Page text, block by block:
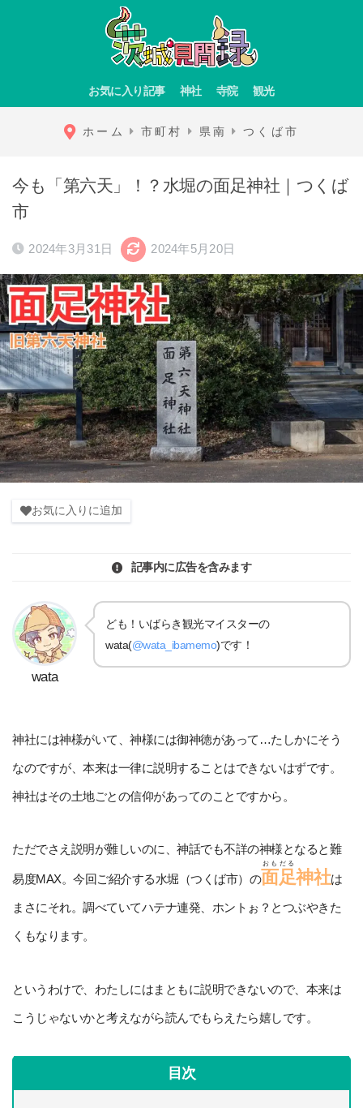
お気に入り記事 神社 寺院 観光
ホーム 市町村 県南 つくば市
今も「第六天」！？水堀の面足神社｜つくば
市
2024年3月31日 2024年5月20日
お気に入りに追加
記事内に広告を含みます
wata
ども！いばらき観光マイスターの
wata(@wata_ibamemo)です！
神社には神様がいて、神様には御神徳があって…たしかにそう
なのですが、本来は一律に説明することはできないはずです。
神社はその土地ごとの信仰があってのことですから。
ただでさえ説明が難しいのに、神話でも不詳の神様となると難
易度MAX。今回ご紹介する水堀（つくば市）の面足
おもだる
神社は
まさにそれ。調べていてハテナ連発、ホントぉ？とつぶやきた
くもなります。
というわけで、わたしにはまともに説明できないので、本来は
こうじゃないかと考えながら読んでもらえたら嬉しです。
目次